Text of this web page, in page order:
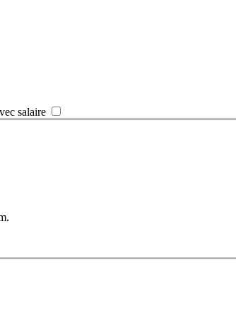
salaire